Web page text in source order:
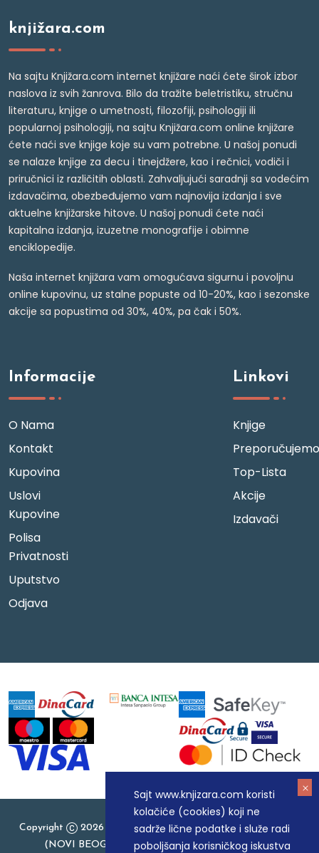
Sajt www.knjizara.com koristi
kolačiće (cookies) koji ne
sadrže lične podatke i služe radi
poboljšanja korisničkog iskustva
knjižara.com
Na sajtu Knjižara.com internet knjižare naći ćete širok izbor
naslova iz svih žanrova. Bilo da tražite beletristiku, stručnu
literaturu, knjige o umetnosti, filozofiji, psihologiji ili
popularnoj psihologiji, na sajtu Knjižara.com online knjižare
ćete naći sve knjige koje su vam potrebne. U našoj ponudi
se nalaze knjige za decu i tinejdžere, kao i rečnici, vodiči i
priručnici iz različitih oblasti. Zahvaljujući saradnji sa vodećim
izdavačima, obezbeđujemo vam najnovija izdanja i sve
aktuelne knjižarske hitove. U našoj ponudi ćete naći
kapitalna izdanja, izuzetne monografije i obimne
enciklopedije.
Naša internet knjižara vam omogućava sigurnu i povoljnu
online kupovinu, uz stalne popuste od 10-20%, kao i sezonske
akcije sa popustima od 30%, 40%, pa čak i 50%.
Informacije
O Nama
Kontakt
Kupovina
Uslovi
Kupovine
Polisa
Privatnosti
Uputstvo
Odjava
Linkovi
Knjige
Preporučujemo
Top-Lista
Akcije
Izdavači
Copyright
2026 Knjizara.com - MAKART DOO BEOGRAD
(NOVI BEOGRAD), PIB: 105184104, MB: 20337524